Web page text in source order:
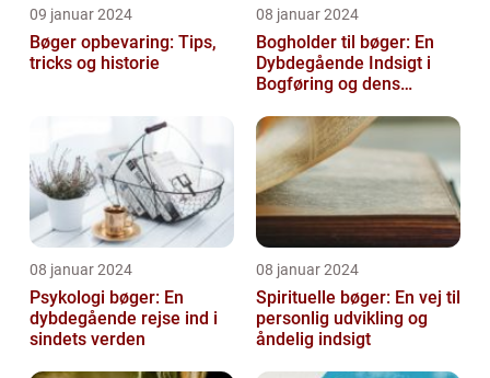
09 januar 2024
Bøger opbevaring: Tips,
tricks og historie
08 januar 2024
Bogholder til bøger: En
Dybdegående Indsigt i
Bogføring og dens
08 januar 2024
Psykologi bøger: En
dybdegående rejse ind i
sindets verden
08 januar 2024
Spirituelle bøger: En vej til
personlig udvikling og
åndelig indsigt